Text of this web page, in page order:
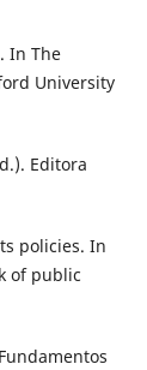
In The
University
Editora
policies. In
of public